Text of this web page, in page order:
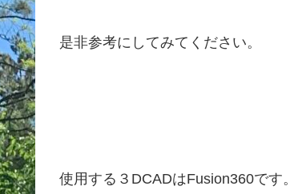
是非参考にしてみてください。
使用する３DCADはFusion360です。